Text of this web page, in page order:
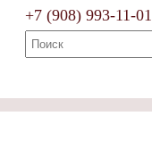
+7 (908) 993-11-01